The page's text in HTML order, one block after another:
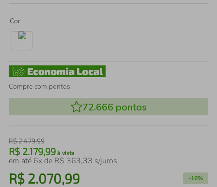
Cor
Compre com pontos:
72.666 pontos
R$2.479,99
R$ 2.179,99 à vista
em até 6x de R$ 363,33 s/juros
R$ 2.070,99 -16%